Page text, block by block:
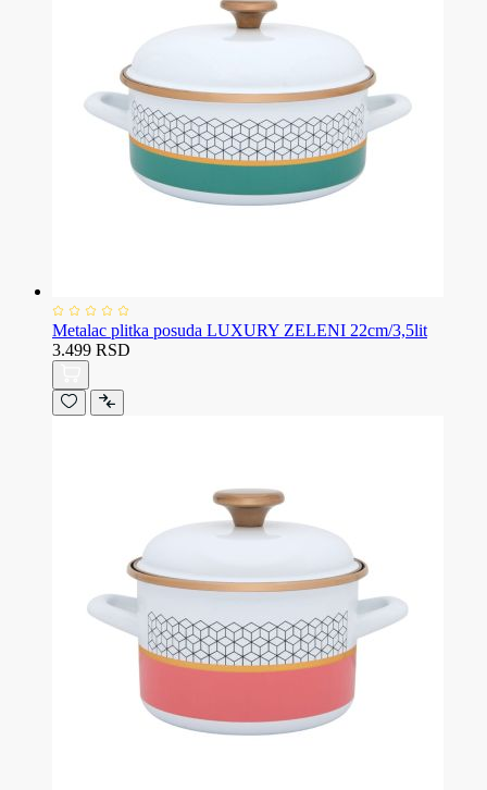
Metalac plitka posuda LUXURY ZELENI 22cm/3,5lit
3.499 RSD